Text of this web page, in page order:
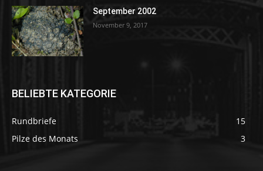
September 2002
November 9, 2017
BELIEBTE KATEGORIE
Rundbriefe
15
Pilze des Monats
3